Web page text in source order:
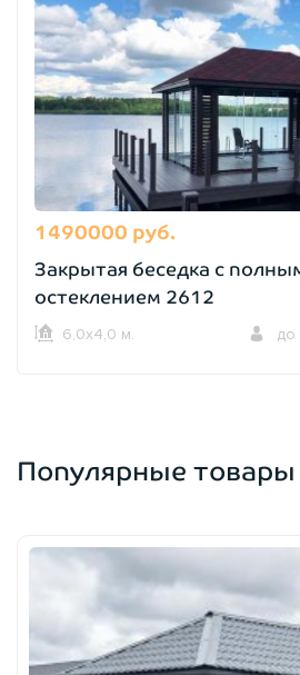
1490000 руб.
Закрытая беседка с
остеклением 2612
6,0х4,0 м. до
Популярные товары